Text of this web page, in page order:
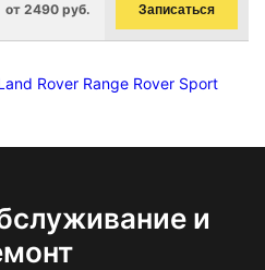
от 2490 руб. Записаться
Rover Range Rover Sport
и